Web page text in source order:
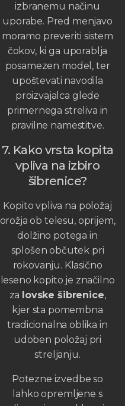
izbranemu načinu
uporabe. Pred menjavo
moramo preveriti sistem
čokov, ki ga uporablja
posamezen model, ter
upoštevati navodila
proizvajalca glede
primernega streliva in
pravilne namestitve.
7. Kako vrsta kopita
vpliva na izbiro
šibrenice?
Kopito vpliva na položaj
orožja ob telesu, oprijem,
dolžino potega in
splošen občutek pri
rokovanju. Klasično
leseno kopito je značilno
za lovske šibrenice,
kjer sta pomembna
tradicionalna oblika in
udoben položaj pri
streljanju.
Potezne izvedbe so
lahko opremljene s